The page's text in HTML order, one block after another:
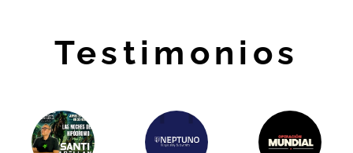
Testimonios